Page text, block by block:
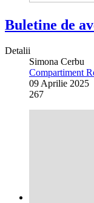
Buletine de
Detalii
Simona Cerbu
Compartiment
09 Aprilie 2025
267